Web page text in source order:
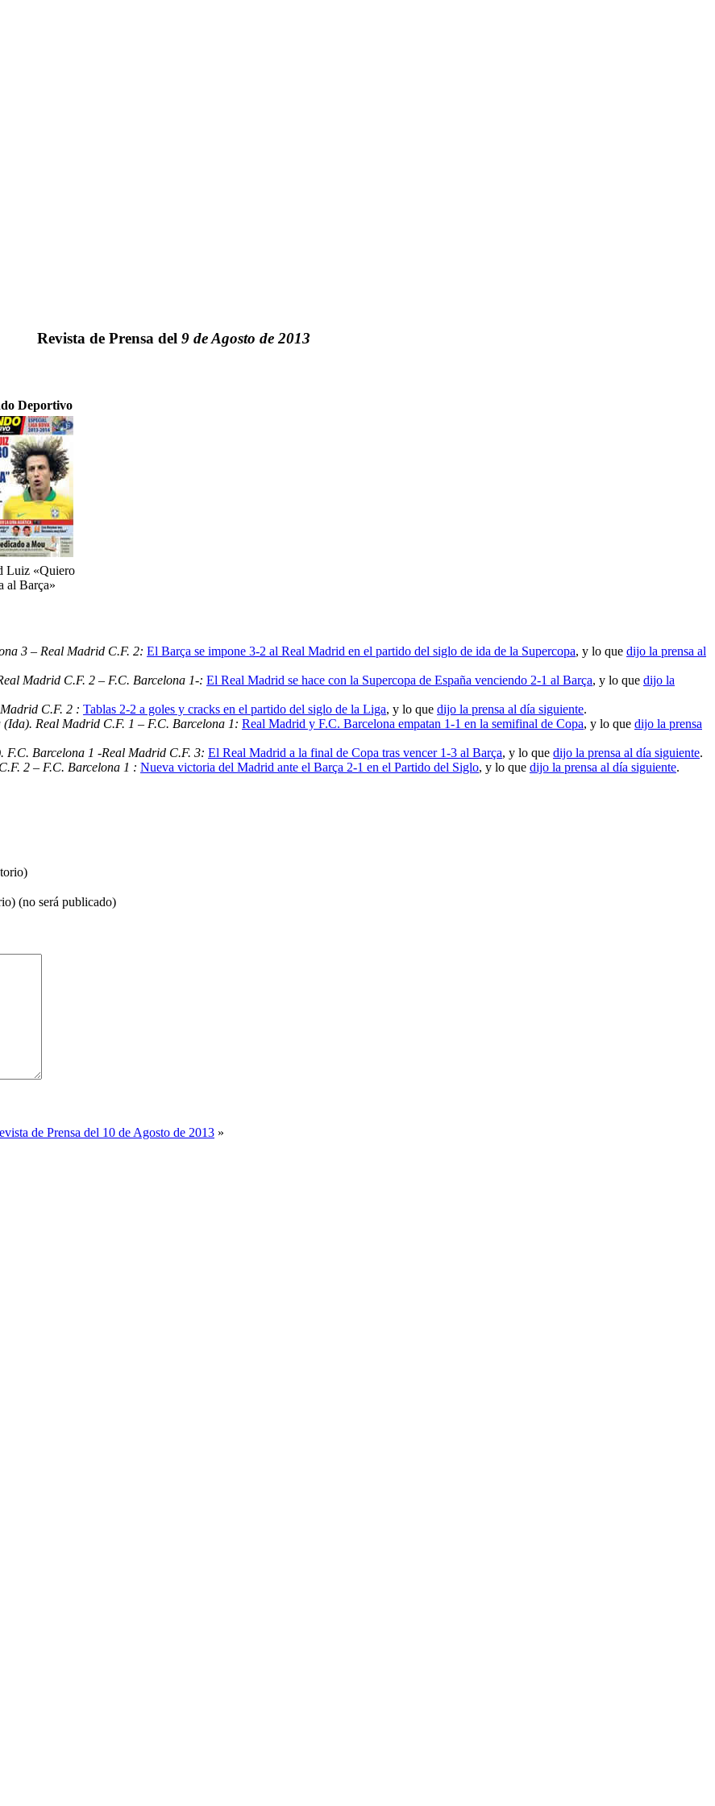
Revista de Prensa del 9 de Agosto de 2013
Deportivo
Luiz «Quiero
al Barça»
3 – Real Madrid C.F. 2: El Barça se impone 3-2 al Real Madrid en el partido del siglo de ida de la Supercopa, y lo que dijo la prensa al
Madrid C.F. 2 – F.C. Barcelona 1-: El Real Madrid se hace con la Supercopa de España venciendo 2-1 al Barça, y lo que dijo la
C.F. 2 : Tablas 2-2 a goles y cracks en el partido del siglo de la Liga, y lo que dijo la prensa al día siguiente.
Real Madrid C.F. 1 – F.C. Barcelona 1: Real Madrid y F.C. Barcelona empatan 1-1 en la semifinal de Copa, y lo que dijo la prensa
F.C. Barcelona 1 -Real Madrid C.F. 3: El Real Madrid a la final de Copa tras vencer 1-3 al Barça, y lo que dijo la prensa al día siguiente.
2 – F.C. Barcelona 1 : Nueva victoria del Madrid ante el Barça 2-1 en el Partido del Siglo, y lo que dijo la prensa al día siguiente.
(no será publicado)
de Prensa del 10 de Agosto de 2013 »